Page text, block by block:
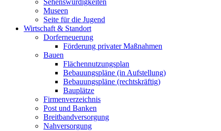
Sehenswürdigkeiten
Museen
Seite für die Jugend
Wirtschaft & Standort
Dorferneuerung
Förderung privater Maßnahmen
Bauen
Flächennutzungsplan
Bebauungspläne (in Aufstellung)
Bebauungspläne (rechtskräftig)
Bauplätze
Firmenverzeichnis
Post und Banken
Breitbandversorgung
Nahversorgung